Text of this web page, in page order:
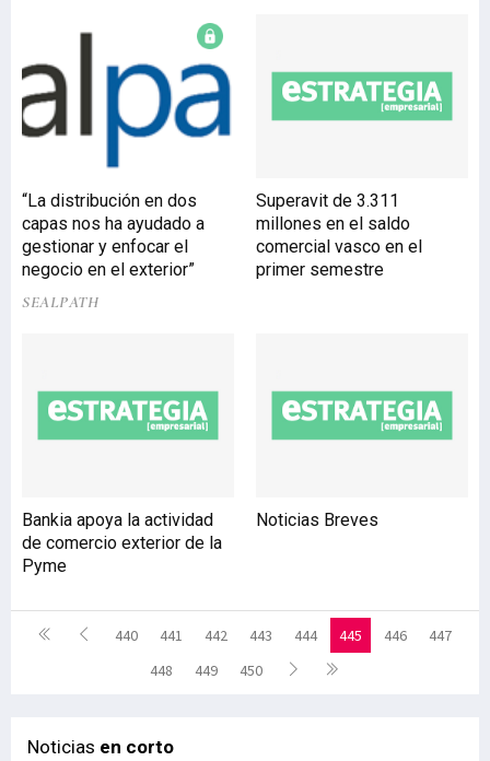
“La distribución en dos
capas nos ha ayudado a
gestionar y enfocar el
negocio en el exterior”
SEALPATH
Superavit de 3.311
millones en el saldo
comercial vasco en el
primer semestre
Bankia apoya la actividad
de comercio exterior de la
Pyme
Noticias Breves
440 441 442 443 444 445 446
447
448
449 450
Noticias en corto